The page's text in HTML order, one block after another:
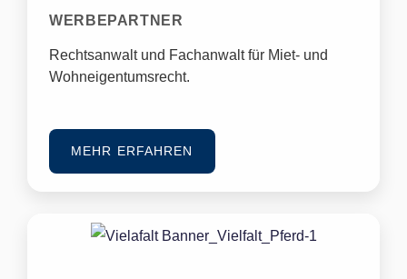
WERBEPARTNER
Rechtsanwalt und Fachanwalt für Miet- und
Wohneigentumsrecht.
MEHR ERFAHREN